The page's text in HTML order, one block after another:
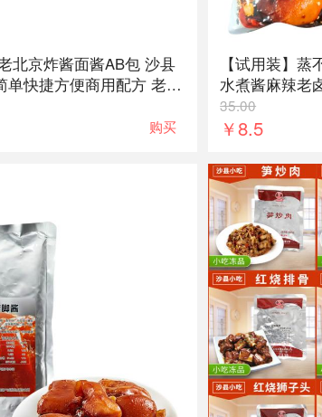
北京炸酱面酱AB包 沙县
单快捷方便商用配方 老北
购买
【试用装】
水煮酱麻辣老
用方法在详情
香辣酸豆角鱼
35.00
￥8.5